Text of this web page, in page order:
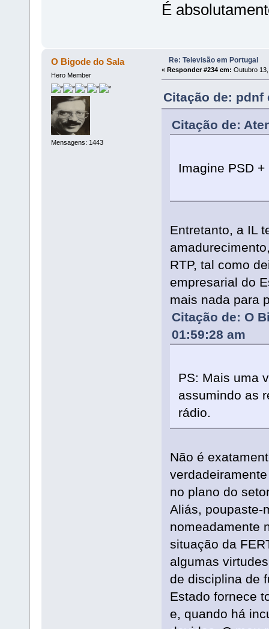
É
O Bigode do Sala
Hero Member
Mensagens: 1443
Re: Televisão em Portugal
« Responder #234 em: Outubro
Citação de: pdnf
Citação de:
Imagine PSD
Entretanto, a IL
RTP, tal como
empresarial do
mais nada para
Citação de: O
01:59:28 am
PS: Mais uma
assumindo as
rádio.
Não é
no plano do
Aliás, poupaste-
nomeadamente
situação da
algumas
de disciplina de
Estado fornece
e, quando há